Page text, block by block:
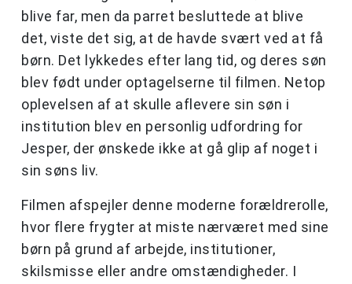
blive far, men da parret besluttede at blive
det, viste det sig, at de havde svært ved at få
børn. Det lykkedes efter lang tid, og deres søn
blev født under optagelserne til filmen. Netop
oplevelsen af at skulle aflevere sin søn i
institution blev en personlig udfordring for
Jesper, der ønskede ikke at gå glip af noget i
sin søns liv.
Filmen afspejler denne moderne forældrerolle,
hvor flere frygter at miste nærværet med sine
børn på grund af arbejde, institutioner,
skilsmisse eller andre omstændigheder. I